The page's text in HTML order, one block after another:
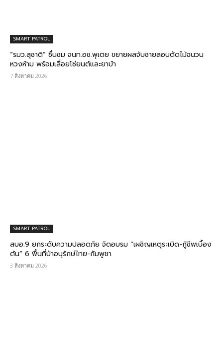
SMART PATROL
“รมว.สุชาติ” ชื่นชม​ จนท.อช.พุเตย​ ขยายผลจับชายลอบตัดไม้ฉนวน
หวงห้าม พร้อมเลื่อยโซ่ยนต์และยาบ้า
7 สิงหาคม 2026
SMART PATROL
สบอ.9 ยกระดับความปลอดภัย จัดอบรม “เผชิญเหตุระเบิด-กู้ชีพเบื้อง
ต้น” 6 พื้นที่ป่าอนุรักษ์ไทย-กัมพูชา
3 สิงหาคม 2026